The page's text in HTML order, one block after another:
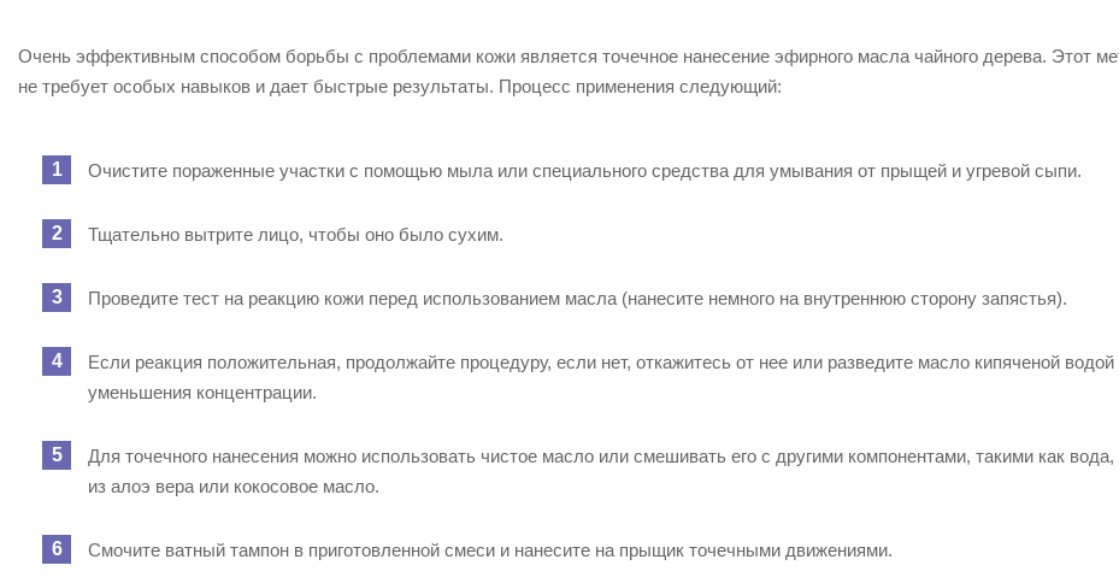
Очень эффективным способом борьбы с проблемами кожи является точечное нанесение эфирного масла чайного дерева. Этот
не требует особых навыков и дает быстрые результаты. Процесс применения следующий:
Очистите пораженные участки с помощью мыла или специального средства для умывания от прыщей и угревой сыпи.
Тщательно вытрите лицо, чтобы оно было сухим.
Проведите тест на реакцию кожи перед использованием масла (нанесите немного на внутреннюю сторону запястья).
Если реакция положительная, продолжайте процедуру, если нет, откажитесь от нее или разведите масло кипяченой водой
уменьшения концентрации.
Для точечного нанесения можно использовать чистое масло или смешивать его с другими компонентами, такими как вода,
из алоэ вера или кокосовое масло.
Смочите ватный тампон в приготовленной смеси и нанесите на прыщик точечными движениями.